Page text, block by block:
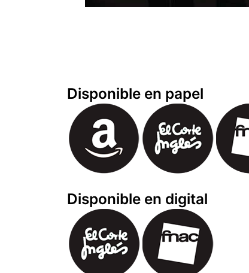
Disponible en papel
Disponible en digital